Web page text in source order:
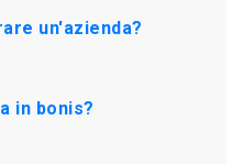
un'azienda?
in bonis?